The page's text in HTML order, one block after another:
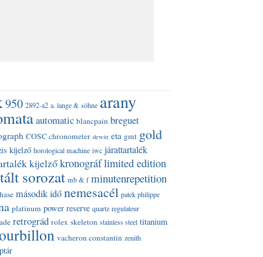
950 2892-a2 a. lange & söhne arany
automatic blancpain breguet
COSC chronometer dewitt eta gmt gold
kijelző horological machine iwc járattartalék
kijelzőkronográflimited edition
sorozat mb & f minutenrepetition
második időnemesacél patek philippe
platinum power reserve quartz regulateur
retrográd rolex skeleton stainless steel titanium
vacheron constantin zenith